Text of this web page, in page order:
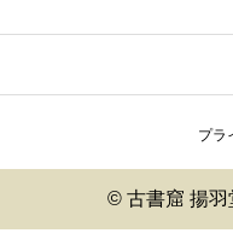
プラ
© 古書窟 揚羽